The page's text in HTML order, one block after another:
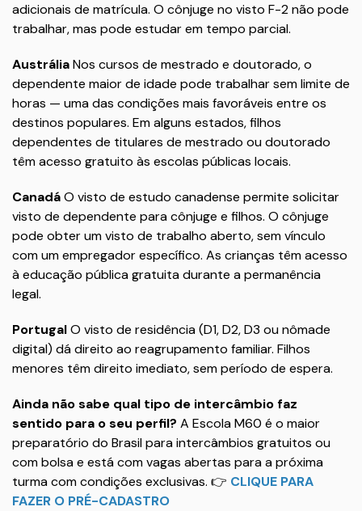
adicionais de matrícula. O cônjuge no visto F-2 não pode
trabalhar, mas pode estudar em tempo parcial.
AustráliaNos cursos de mestrado e doutorado, o
dependente maior de idade pode trabalhar sem limite de
horas — uma das condições mais favoráveis entre os
destinos populares. Em alguns estados, filhos
dependentes de titulares de mestrado ou doutorado
têm acesso gratuito às escolas públicas locais.
CanadáO visto de estudo canadense permite solicitar
visto de dependente para cônjuge e filhos. O cônjuge
pode obter um visto de trabalho aberto, sem vínculo
com um empregador específico. As crianças têm acesso
à educação pública gratuita durante a permanência
legal.
PortugalO visto de residência (D1, D2, D3 ou nômade
digital) dá direito ao reagrupamento familiar. Filhos
menores têm direito imediato, sem período de espera.
Ainda não sabe qual tipo de intercâmbio faz
sentido para o seu perfil? A Escola M60 é o maior
preparatório do Brasil para intercâmbios gratuitos ou
com bolsa e está com vagas abertas para a próxima
turma com condições exclusivas. 👉 CLIQUE PARA
FAZER O PRÉ-CADASTRO